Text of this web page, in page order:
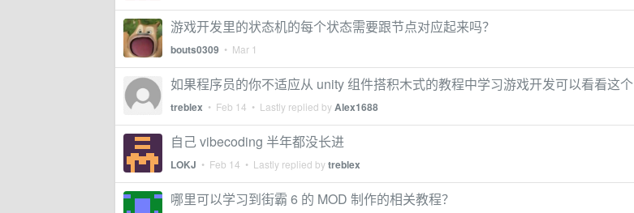
游戏开发里的状态机的每个状态需要跟节点对应起来吗？
bouts0309 • Mar 1
如果程序员的你不适应从 unity 组件搭积木式的教程中学习游戏开发可以看看这个
treblex • Feb 14 • Lastly replied byAlex1688
自己 vibecoding 半年都没长进
LOKJ • Feb 14 • Lastly replied bytreblex
哪里可以学习到街霸 6 的 MOD 制作的相关教程？